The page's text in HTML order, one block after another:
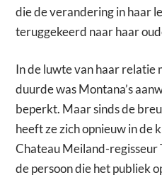
die de verandering in haar
teruggekeerd naar haar
In de luwte van haar relatie
duurde was Montana’s
beperkt. Maar sinds de
heeft ze zich opnieuw in de
Chateau Meiland-
de persoon die het publiek